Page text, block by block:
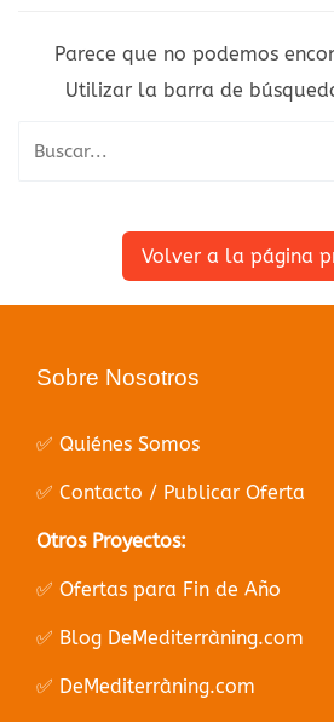
Parece que no podemos
Utilizar la barra de
Volver a la página
Sobre Nosotros
✅ Quiénes Somos
✅ Contacto / Publicar Oferta
Otros Proyectos:
✅ Ofertas para Fin de Año
✅ Blog DeMediterràning.com
✅ DeMediterràning.com